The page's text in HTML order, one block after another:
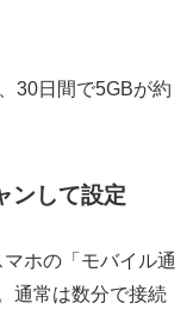
30日間で5GBが約
ンして設定
ホの「モバイル通
通常は数分で接続